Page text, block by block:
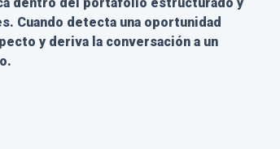
dentro del portafolio estructurado y
Cuando detecta una oportunidad
y deriva la conversación a un